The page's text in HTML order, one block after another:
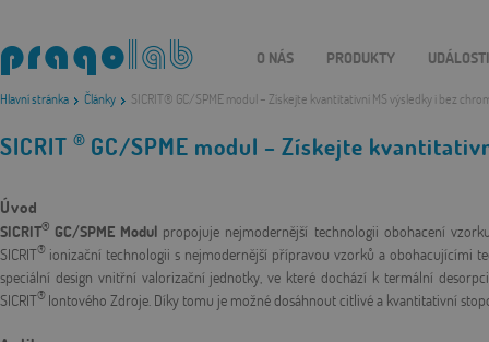
Hlavní stránka Články SICRIT® GC/SPME modul – Získejte kvantitativní MS výsledky i bez
O NÁS PRODUKTY UDÁLOSTI
SICRIT ® GC/SPME modul – Získejte
Úvod
SICRIT® GC/SPME Modul propojuje nejmodernější technologii obohacení
SICRIT® ionizační technologii s nejmodernější přípravou vzorků a obohacujícími
speciální design vnitřní valorizační jednotky, ve které dochází k termální
SICRIT® Iontového Zdroje. Díky tomu je možné dosáhnout citlivé a kvantitativní